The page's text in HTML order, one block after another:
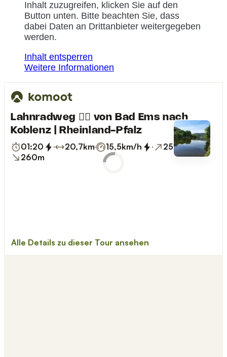
Inhalt zuzugreifen, klicken Sie auf den
Button unten. Bitte beachten Sie, dass
dabei Daten an Drittanbieter weitergegeben
werden.
Inhalt entsperren
Weitere Informationen